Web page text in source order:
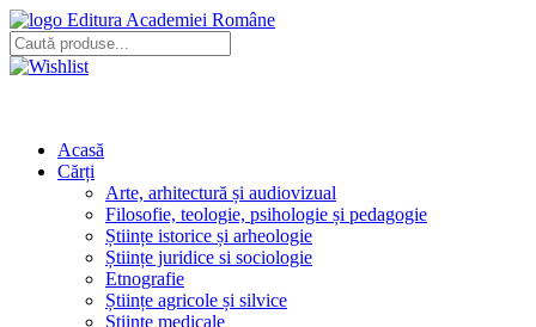
Editura Academiei Române
Acasă
Cărți
Arte, arhitectură și audiovizual
Filosofie, teologie, psihologie și pedagogie
Științe istorice și arheologie
Științe juridice si sociologie
Etnografie
Științe agricole și silvice
Științe medicale